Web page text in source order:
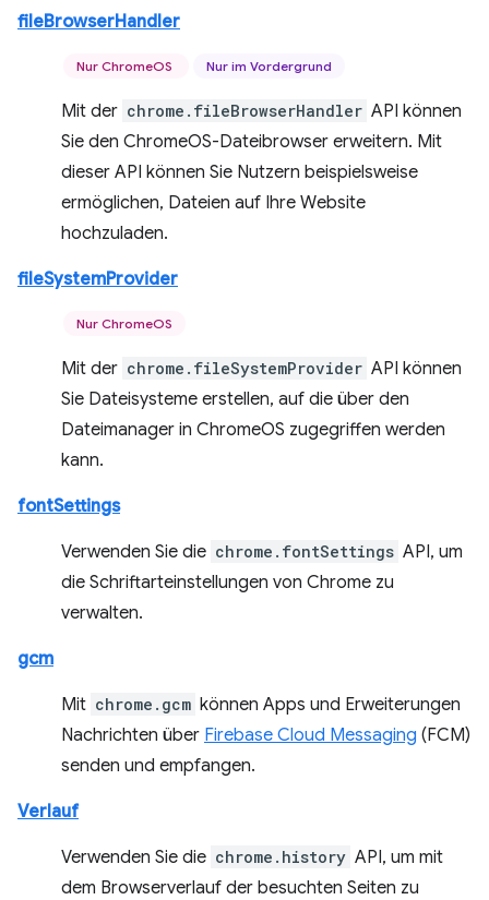
fileBrowserHandler
Nur ChromeOS Nur im Vordergrund
Mit der chrome.fileBrowserHandler API können
Sie den ChromeOS-Dateibrowser erweitern. Mit
dieser API können Sie Nutzern beispielsweise
ermöglichen, Dateien auf Ihre Website
hochzuladen.
fileSystemProvider
Nur ChromeOS
Mit der chrome.fileSystemProvider API können
Sie Dateisysteme erstellen, auf die über den
Dateimanager in ChromeOS zugegriffen werden
kann.
fontSettings
Verwenden Sie die chrome.fontSettings API, um
die Schriftarteinstellungen von Chrome zu
verwalten.
gcm
Mit chrome.gcm können Apps und Erweiterungen
Nachrichten über Firebase Cloud Messaging (FCM)
senden und empfangen.
Verlauf
Verwenden Sie die chrome.history API, um mit
dem Browserverlauf der besuchten Seiten zu